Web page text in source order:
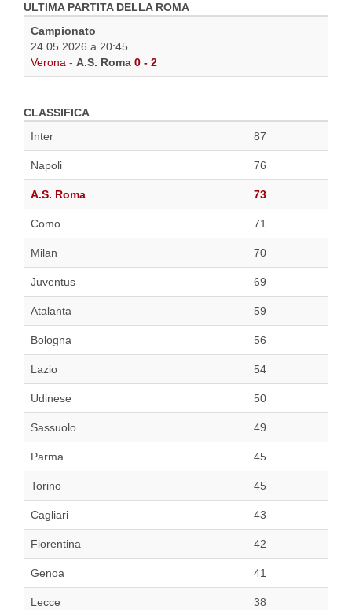
ULTIMA PARTITA DELLA ROMA
Campionato
24.05.2026 a 20:45
Verona - A.S. Roma 0 - 2
CLASSIFICA
Inter
87
Napoli 76
A.S. Roma 73
Como 71
Milan 70
Juventus 69
Atalanta 59
Bologna 56
Lazio 54
Udinese 50
Sassuolo 49
Parma 45
Torino 45
Cagliari 43
Fiorentina 42
Genoa 41
Lecce 38